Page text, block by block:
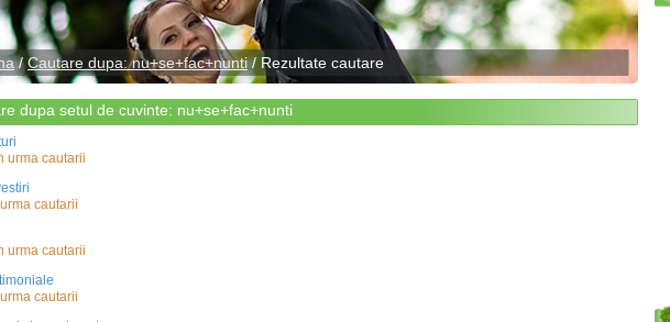
/Cautare dupa: nu+se+fac+nunti/ Rezultate cautare
dupa setul de cuvinte: nu+se+fac+nunti
urma cautarii
cautarii
urma cautarii
cautarii